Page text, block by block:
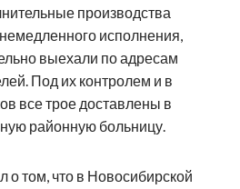
производства
исполнения,
выехали по адресам
Под их контролем и в
все трое доставлены в
районную больницу.
том, что в Новосибирской